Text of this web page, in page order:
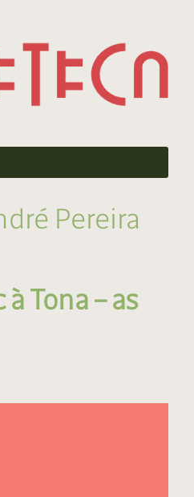
Pereira
Tona – as